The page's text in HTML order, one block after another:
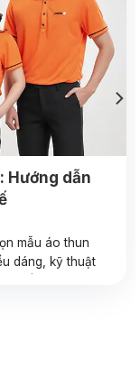
Hướng dẫn
mẫu áo thun
dáng, kỹ thuật